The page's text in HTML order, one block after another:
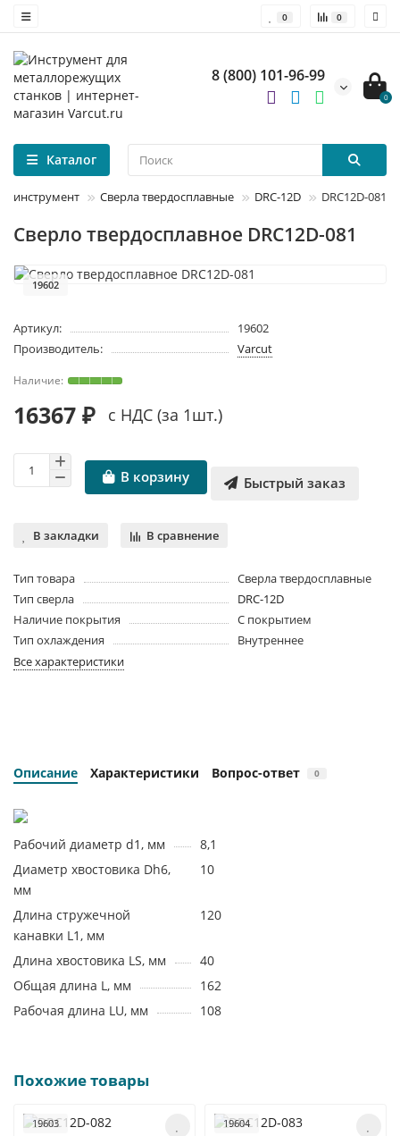
0 0
8 (800) 101-96-99
0
Каталог
инструмент Сверла твердосплавные DRC-12D DRC12D-081
Сверло твердосплавное DRC12D-081
19602
Артикул:
19602
Производитель:
Varcut
16367 ₽ с НДС (за 1шт.)
В корзину Быстрый заказ
В закладки В сравнение
Тип товара
Сверла твердосплавные
Тип сверла
DRC-12D
Наличие покрытия
С покрытием
Тип охлаждения
Внутреннее
Все характеристики
Описание Характеристики Вопрос-ответ 0
Рабочий диаметр d1, мм
8,1
Диаметр хвостовика Dh6,
мм
10
Длина стружечной
канавки L1, мм
120
Длина хвостовика LS, мм
40
Общая длина L, мм
162
Рабочая длина LU, мм
108
Похожие товары
19603 19604